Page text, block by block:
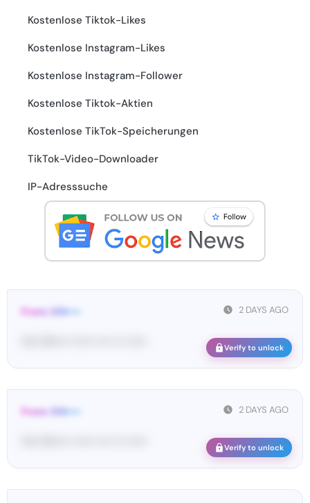
Kostenlose Tiktok-Likes
Kostenlose Instagram-Likes
Kostenlose Instagram-Follower
Kostenlose Tiktok-Aktien
Kostenlose TikTok-Speicherungen
TikTok-Video-Downloader
IP-Adresssuche
2 DAYS AGO
From: DIS••••
Verify to unlock
2 DAYS AGO
From: DIS••••
Verify to unlock